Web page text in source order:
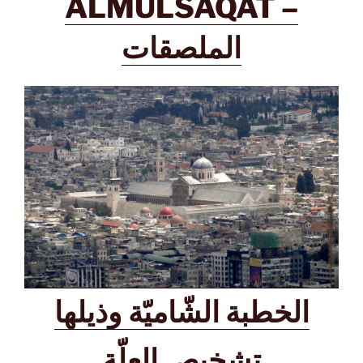
الملصقات
الخطبة الشّاميّة وذيلها